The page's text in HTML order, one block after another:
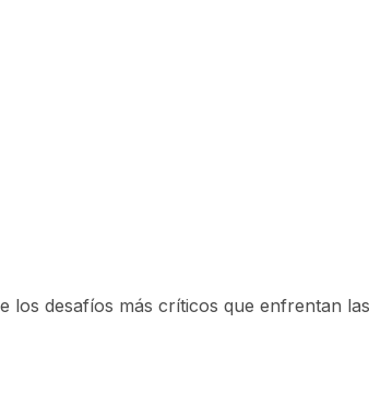
los desafíos más críticos que enfrentan